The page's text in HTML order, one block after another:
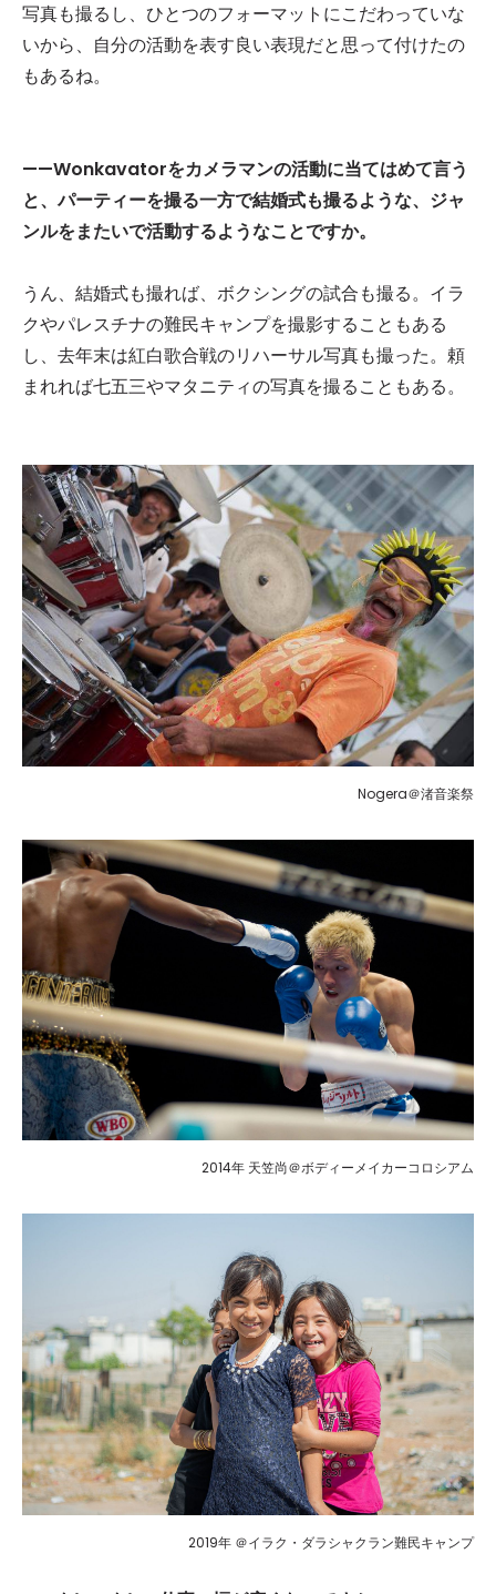
写真も撮るし、ひとつのフォーマットにこだわっていな
いから、自分の活動を表す良い表現だと思って付けたの
もあるね。
——Wonkavatorをカメラマンの活動に当てはめて言う
と、パーティーを撮る一方で結婚式も撮るような、ジャ
ンルをまたいで活動するようなことですか。
うん、結婚式も撮れば、ボクシングの試合も撮る。イラ
クやパレスチナの難民キャンプを撮影することもある
し、去年末は紅白歌合戦のリハーサル写真も撮った。頼
まれれば七五三やマタニティの写真を撮ることもある。
Nogera＠渚音楽祭
2014年 天笠尚＠ボディーメイカーコロシアム
2019年 ＠イラク・ダラシャクラン難民キャンプ